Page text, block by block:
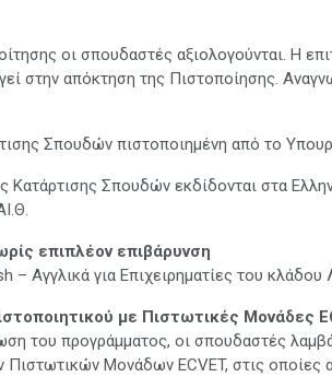
οι σπουδαστές αξιολογούνται. Η
στην απόκτηση της Πιστοποίησης.
Σπουδών πιστοποιημένη από το
Σπουδών εκδίδονται στα
επιπλέον επιβάρυνση
– Αγγλικά για Επιχειρηματίες του κλάδου
με Πιστωτικές Μονάδες
του προγράμματος, οι σπουδαστές
Πιστωτικών Μονάδων ECVET, στις οποίες